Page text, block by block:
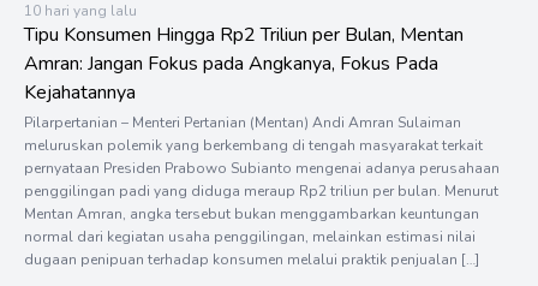
10 hari yang lalu
Tipu Konsumen Hingga Rp2 Triliun per Bulan, Mentan
Amran: Jangan Fokus pada Angkanya, Fokus Pada
Kejahatannya
Pilarpertanian – Menteri Pertanian (Mentan) Andi Amran Sulaiman
meluruskan polemik yang berkembang di tengah masyarakat terkait
pernyataan Presiden Prabowo Subianto mengenai adanya perusahaan
penggilingan padi yang diduga meraup Rp2 triliun per bulan. Menurut
Mentan Amran, angka tersebut bukan menggambarkan keuntungan
normal dari kegiatan usaha penggilingan, melainkan estimasi nilai
dugaan penipuan terhadap konsumen melalui praktik penjualan […]